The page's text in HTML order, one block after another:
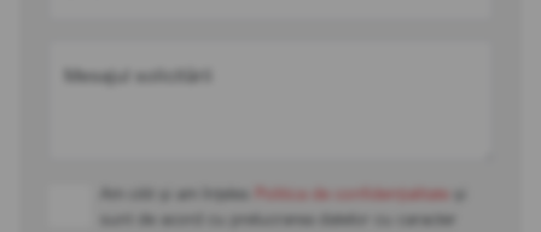
Mesajul solicitării
Am citit și am înțeles Politica de confidențialitate
sunt de acord cu prelucrarea datelor cu caracter